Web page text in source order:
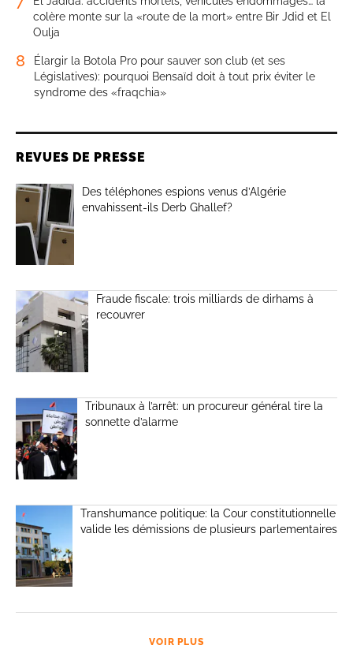
colère monte sur la «route de la mort» entre Bir Jdid et El
Oulja
8
Élargir la Botola Pro pour sauver son club (et ses
Législatives): pourquoi Bensaïd doit à tout prix éviter le
syndrome des «fraqchia»
REVUES DE PRESSE
Des téléphones espions venus d’Algérie
envahissent-ils Derb Ghallef?
Fraude fiscale: trois milliards de dirhams à
recouvrer
Tribunaux à l’arrêt: un procureur général tire la
sonnette d’alarme
Transhumance politique: la Cour constitutionnelle
valide les démissions de plusieurs parlementaires
VOIR PLUS